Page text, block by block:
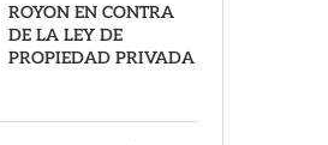
ROYON EN CONTRA
DE LA LEY DE
PROPIEDAD PRIVADA